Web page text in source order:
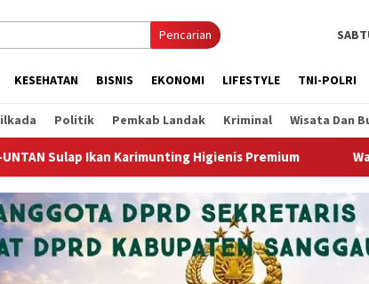
Pencarian
KESEHATAN BISNIS EKONOMI LIFESTYLE TNI-POLRI
Politik Pemkab Landak Kriminal Wisata Dan
Premium Wagub Krisantus Kedatangan